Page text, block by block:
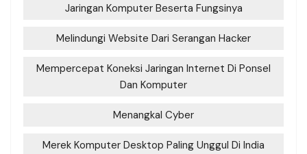
Jaringan Komputer Beserta Fungsinya
Melindungi Website Dari Serangan Hacker
Mempercepat Koneksi Jaringan Internet Di Ponsel
Dan Komputer
Menangkal Cyber
Merek Komputer Desktop Paling Unggul Di India